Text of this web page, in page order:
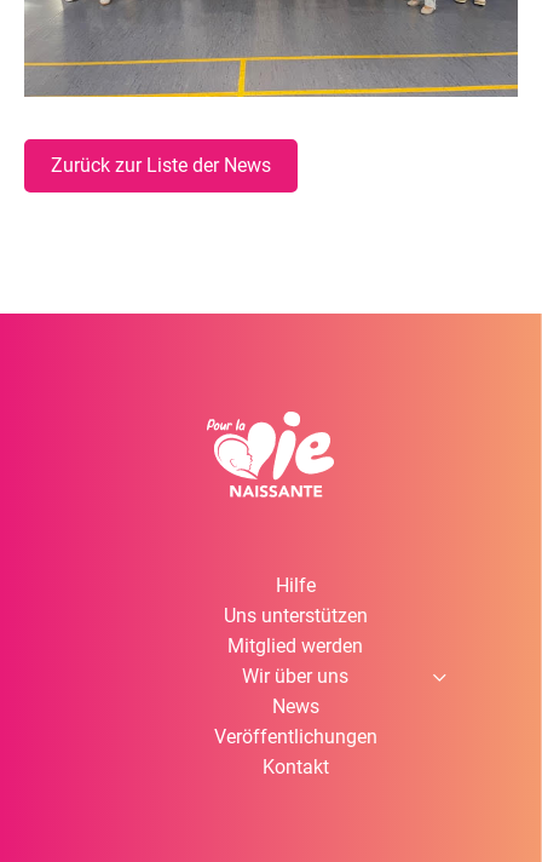
Zurück zur Liste der News
Hilfe
Uns unterstützen
Mitglied werden
Wir über uns
News
Veröffentlichungen
Kontakt